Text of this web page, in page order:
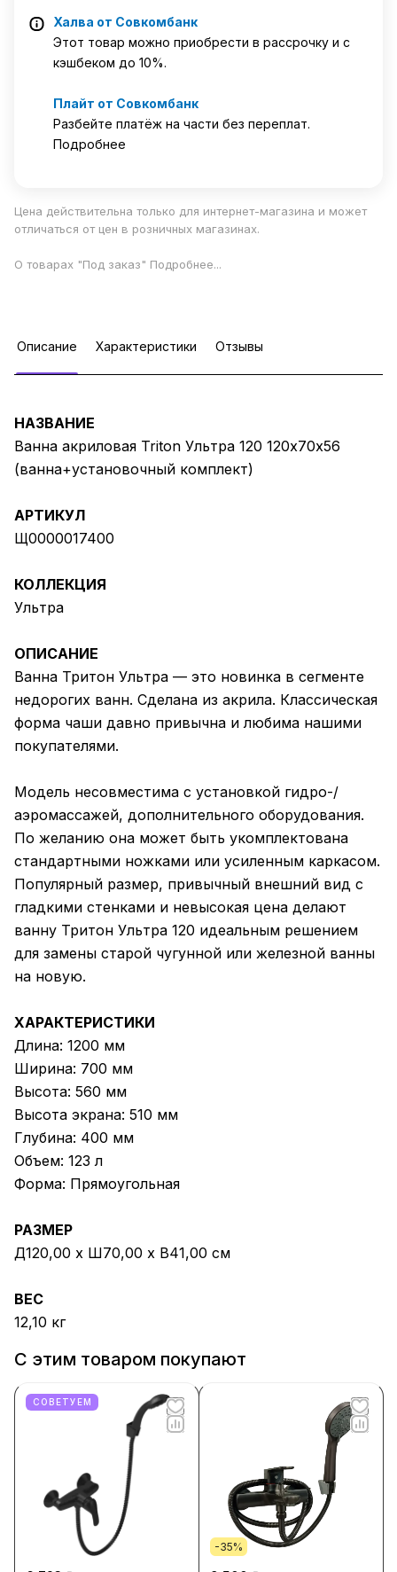
Халва от Совкомбанк
Этот товар можно приобрести в рассрочку и с
кэшбеком до 10%.
Плайт от Совкомбанк
Разбейте платёж на части без переплат.
Подробнее
Цена действительна только для интернет-магазина и может
отличаться от цен в розничных магазинах.
О товарах "Под заказ" Подробнее...
Описание Характеристики Отзывы
НАЗВАНИЕ
Ванна акриловая Triton Ультра 120 120х70х56
(ванна+установочный комплект)
АРТИКУЛ
Щ0000017400
КОЛЛЕКЦИЯ
Ультра
ОПИСАНИЕ
Ванна Тритон Ультра — это новинка в сегменте
недорогих ванн. Сделана из акрила. Классическая
форма чаши давно привычна и любима нашими
покупателями.
Модель несовместима с установкой гидро-/
аэромассажей, дополнительного оборудования.
По желанию она может быть укомплектована
стандартными ножками или усиленным каркасом.
Популярный размер, привычный внешний вид с
гладкими стенками и невысокая цена делают
ванну Тритон Ультра 120 идеальным решением
для замены старой чугунной или железной ванны
на новую.
ХАРАКТЕРИСТИКИ
Длина: 1200 мм
Ширина: 700 мм
Высота: 560 мм
Высота экрана: 510 мм
Глубина: 400 мм
Объем: 123 л
Форма: Прямоугольная
РАЗМЕР
Д120,00 х Ш70,00 х В41,00 см
ВЕС
12,10 кг
С этим товаром покупают
СОВЕТУЕМ
-35%